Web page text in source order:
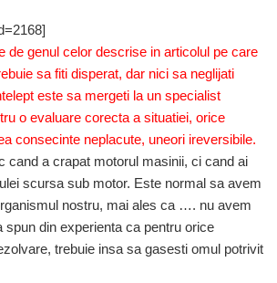
de genul celor descrise in articolul pe care
sa fiti disperat, dar nici sa neglijati
este sa mergeti la un specialist
o evaluare corecta a situatiei, orice
consecinte neplacute, uneori ireversibile.
cand a crapat motorul masinii, ci cand ai
scursa sub motor. Este normal sa avem
nostru, mai ales ca …. nu avem
spun din experienta ca pentru orice
trebuie insa sa gasesti omul potrivit